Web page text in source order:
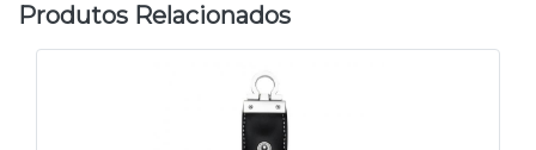
Produtos Relacionados